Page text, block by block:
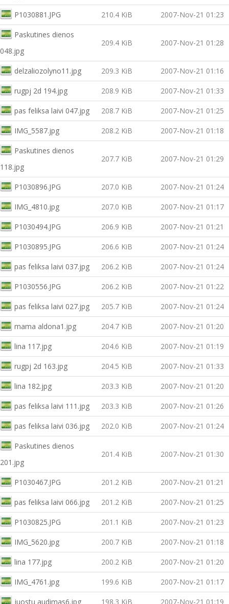
P1030881.JPG 210.4 KiB 2007-Nov-21 01:23
Paskutines dienos
048.jpg
209.4 KiB 2007-Nov-21 01:28
delzaliozolyno11.jpg 209.3 KiB 2007-Nov-21 01:16
rugpj 2d 194.jpg 208.9 KiB 2007-Nov-21 01:33
pas feliksa laivi 047.jpg 208.7 KiB 2007-Nov-21 01:25
IMG_5587.jpg 208.2 KiB 2007-Nov-21 01:18
Paskutines dienos
118.jpg
207.7 KiB 2007-Nov-21 01:29
P1030896.JPG 207.0 KiB 2007-Nov-21 01:24
IMG_4810.jpg 207.0 KiB 2007-Nov-21 01:17
P1030494.JPG 206.9 KiB 2007-Nov-21 01:21
P1030895.JPG 206.6 KiB 2007-Nov-21 01:24
pas feliksa laivi 037.jpg 206.2 KiB 2007-Nov-21 01:24
P1030556.JPG 206.2 KiB 2007-Nov-21 01:22
pas feliksa laivi 027.jpg 205.7 KiB 2007-Nov-21 01:24
mama aldona1.jpg 204.7 KiB 2007-Nov-21 01:20
lina 117.jpg 204.6 KiB 2007-Nov-21 01:19
rugpj 2d 163.jpg 204.5 KiB 2007-Nov-21 01:33
lina 182.jpg 203.3 KiB 2007-Nov-21 01:20
pas feliksa laivi 111.jpg 203.3 KiB 2007-Nov-21 01:26
pas feliksa laivi 036.jpg 202.0 KiB 2007-Nov-21 01:24
Paskutines dienos
201.jpg
201.4 KiB 2007-Nov-21 01:30
P1030467.JPG 201.2 KiB 2007-Nov-21 01:21
pas feliksa laivi 066.jpg 201.2 KiB 2007-Nov-21 01:25
P1030825.JPG 201.1 KiB 2007-Nov-21 01:23
IMG_5620.jpg 200.7 KiB 2007-Nov-21 01:18
lina 177.jpg 200.2 KiB 2007-Nov-21 01:20
IMG_4761.jpg 199.6 KiB 2007-Nov-21 01:17
juostu audimas6.jpg 198.3 KiB 2007-Nov-21 01:19